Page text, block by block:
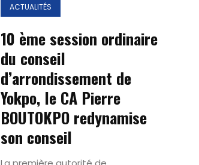
ACTUALITÉS
10 ème session ordinaire
du conseil
d’arrondissement de
Yokpo, le CA Pierre
BOUTOKPO redynamise
son conseil